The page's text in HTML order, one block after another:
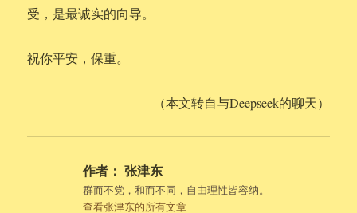
受，是最诚实的向导。
祝你平安，保重。
（本文转自与Deepseek的聊天）
作者： 张津东
群而不党，和而不同，自由理性皆容纳。
查看张津东的所有文章